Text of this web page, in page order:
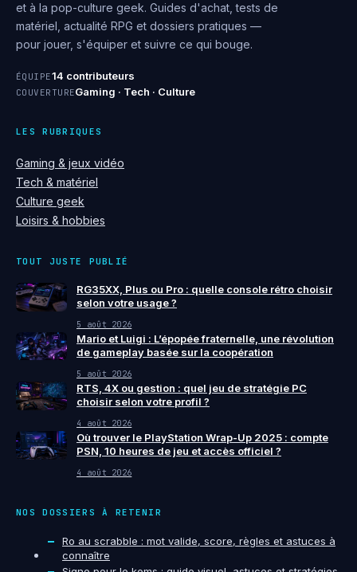
et à la pop-culture geek. Guides d'achat, tests de
matériel, actualité RPG et dossiers pratiques —
pour jouer, s'équiper et suivre ce qui bouge.
ÉQUIPE14 contributeurs
COUVERTUREGaming · Tech · Culture
LES RUBRIQUES
Gaming & jeux vidéo
Tech & matériel
Culture geek
Loisirs & hobbies
TOUT JUSTE PUBLIÉ
RG35XX, Plus ou Pro : quelle console rétro choisir
selon votre usage ?
5 août 2026
Mario et Luigi : L’épopée fraternelle, une révolution
de gameplay basée sur la coopération
5 août 2026
RTS, 4X ou gestion : quel jeu de stratégie PC
choisir selon votre profil ?
4 août 2026
Où trouver le PlayStation Wrap-Up 2025 : compte
PSN, 10 heures de jeu et accès officiel ?
4 août 2026
NOS DOSSIERS À RETENIR
Ro au scrabble : mot valide, score, règles et astuces à
connaître